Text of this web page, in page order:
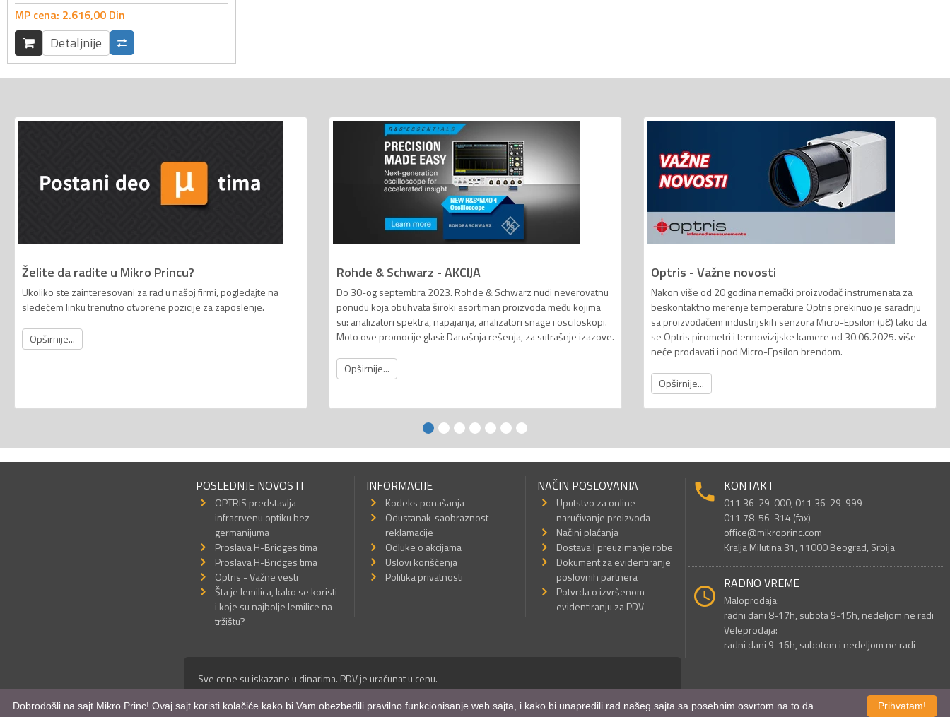
MP cena: 2.616,00 Din
Detaljnije
Želite da radite u Mikro Princu?
Ukoliko ste zainteresovani za rad u našoj firmi, pogledajte na
sledećem linku trenutno otvorene pozicije za zaposlenje.
Opširnije...
Rohde & Schwarz - AKCIJA
Do 30-og septembra 2023. Rohde & Schwarz nudi neverovatnu
ponudu koja obuhvata široki asortiman proizvoda među kojima
su: analizatori spektra, napajanja, analizatori snage i osciloskopi.
Moto ove promocije glasi: Današnja rešenja, za sutrašnje izazove.
Opširnije...
Optris - Važne novosti
Nakon više od 20 godina nemački proizvođač instrumenata za
beskontaktno merenje temperature Optris prekinuo je saradnju
sa proizvođačem industrijskih senzora Micro-Epsilon (µƐ) tako da
se Optris pirometri i termovizijske kamere od 30.06.2025. više
neće prodavati i pod Micro-Epsilon brendom.
Opširnije...
POSLEDNJE NOVOSTI
OPTRIS predstavlja
infracrvenu optiku bez
germanijuma
Proslava H-Bridges tima
Proslava H-Bridges tima
Optris - Važne vesti
Šta je lemilica, kako se koristi
i koje su najbolje lemilice na
tržištu?
INFORMACIJE
Kodeks ponašanja
Odustanak-saobraznost-
reklamacije
Odluke o akcijama
Uslovi korišćenja
Politika privatnosti
NAČIN POSLOVANJA
Uputstvo za online
naručivanje proizvoda
Načini plaćanja
Dostava I preuzimanje robe
Dokument za evidentiranje
poslovnih partnera
Potvrda o izvršenom
evidentiranju za PDV
KONTAKT
011 36-29-000; 011 36-29-999
011 78-56-314 (fax)
office@mikroprinc.com
Kralja Milutina 31, 11000 Beograd, Srbija
RADNO VREME
Maloprodaja:
radni dani 8-17h, subota 9-15h, nedeljom ne radi
Veleprodaja:
radni dani 9-16h, subotom i nedeljom ne radi
Sve cene su iskazane u dinarima. PDV je uračunat u cenu.
© Mikro Princ 1999 - 2026. Sva prava su zadržana.
Kreirao*nbgcreator |Izdrada Internet prodavnice,Izrada sajtaimobilnih aplikacijai SEO optimizacija Prihvatam!
Dobrodošli na sajt Mikro Princ! Ovaj sajt koristi kolačiće kako bi Vam obezbedili pravilno funkcionisanje web sajta, i kako bi unapredili rad našeg sajta sa posebnim osvrtom na to da